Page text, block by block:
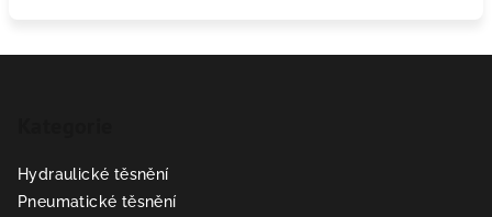
Hydraulické těsnění
Pneumatické těsnění